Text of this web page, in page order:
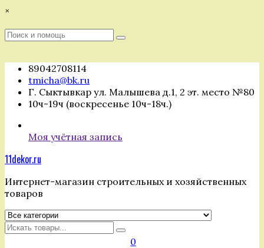
Перейти
содержимому
×
Поиск
Поиск
89042708114
tmicha@bk.ru
Г. Сыктывкар ул. Малышева д.1, 2 эт. место №80
10ч-19ч (воскресенье 10ч-18ч.)
Моя учётная запись
11dekor.ru
Интернет-магазин строительных и хозяйственных
товаров
Искать
0